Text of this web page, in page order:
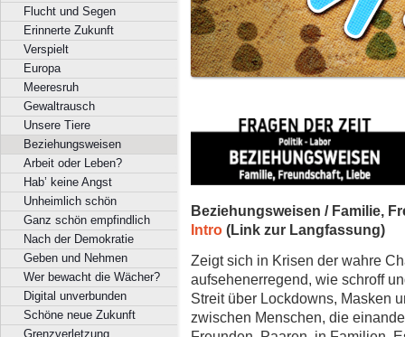
Flucht und Segen
Erinnerte Zukunft
Verspielt
Europa
Meeresruh
Gewaltrausch
Unsere Tiere
Beziehungsweisen
Arbeit oder Leben?
Hab’ keine Angst
Unheimlich schön
Ganz schön empfindlich
Nach der Demokratie
Geben und Nehmen
Wer bewacht die Wächer?
Digital unverbunden
Schöne neue Zukunft
Grenzverletzung
Beziehungsweisen / Familie,
Intro (Link zur Langfassung)
Zeigt sich in Krisen der wahre
aufsehenerregend, wie schroff
Streit über Lockdowns, Masken
zwischen Menschen, die